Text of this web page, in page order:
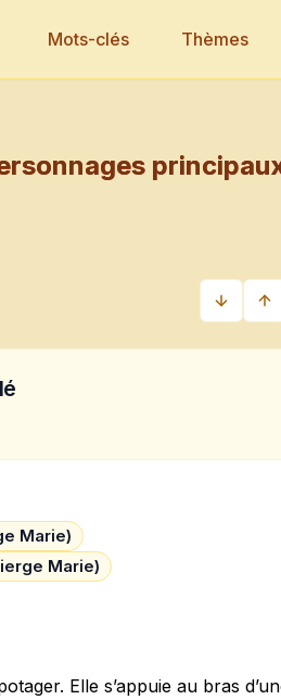
Mots-clés Thèmes
Marie)
Marie)
Elle s’appuie au bras